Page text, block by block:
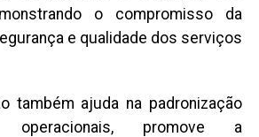
o compromisso da
e qualidade dos serviços
também ajuda na padronização
promove a